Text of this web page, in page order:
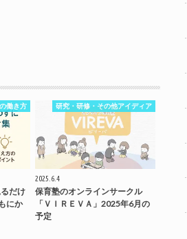
働き方
だけ
にか
研究・研修・その他アイディア
2025.6.4
保育塾のオンラインサークル
「ＶＩＲＥＶＡ」2025年6月の
予定